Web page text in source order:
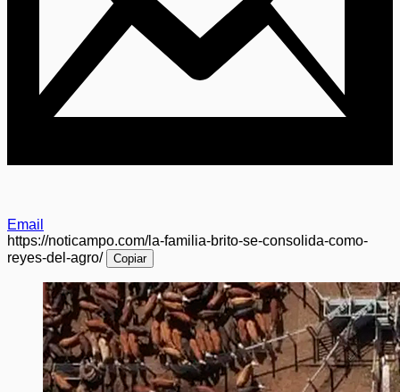
Email
https://noticampo.com/la-familia-brito-se-consolida-como-
reyes-del-agro/
Copiar